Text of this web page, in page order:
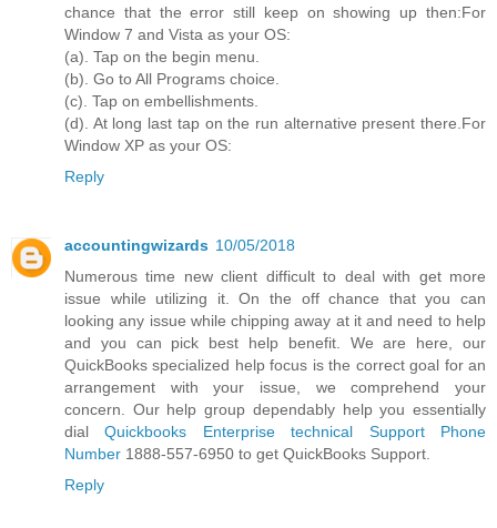
chance that the error still keep on showing up then:For
Window 7 and Vista as your OS:
(a). Tap on the begin menu.
(b). Go to All Programs choice.
(c). Tap on embellishments.
(d). At long last tap on the run alternative present there.For
Window XP as your OS:
Reply
accountingwizards 10/05/2018
Numerous time new client difficult to deal with get more
issue while utilizing it. On the off chance that you can
looking any issue while chipping away at it and need to help
and you can pick best help benefit. We are here, our
QuickBooks specialized help focus is the correct goal for an
arrangement with your issue, we comprehend your
concern. Our help group dependably help you essentially
dialQuickbooks Enterprise technical Support Phone
Number 1888-557-6950 to get QuickBooks Support.
Reply